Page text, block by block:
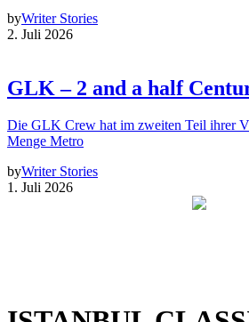
byWriter Stories
2. Juli 2026
GLK – 2 and a half
Die GLK Crew hat im zweiten Teil ihrer
Menge Metro
byWriter Stories
1. Juli 2026